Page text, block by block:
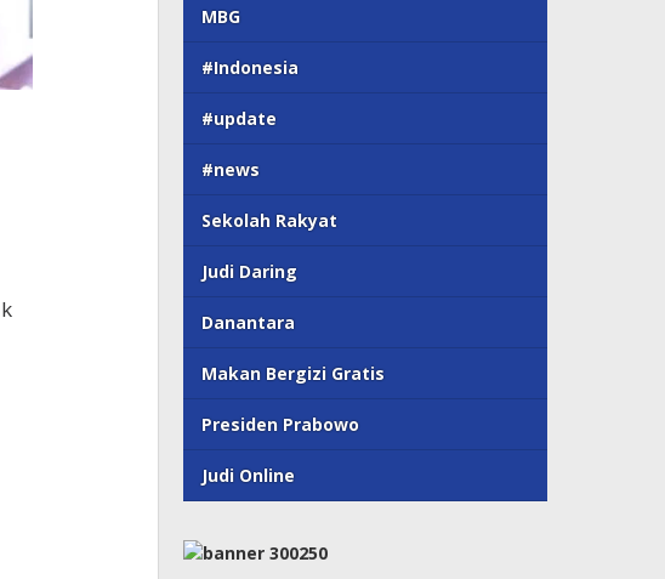
MBG
#Indonesia
#update
#news
Sekolah Rakyat
Judi Daring
Danantara
Makan Bergizi Gratis
Presiden Prabowo
Judi Online